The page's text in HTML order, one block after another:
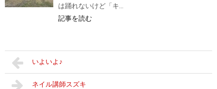
は踊れないけど「キ...
記事を読む
いよいよ♪
ネイル講師スズキ